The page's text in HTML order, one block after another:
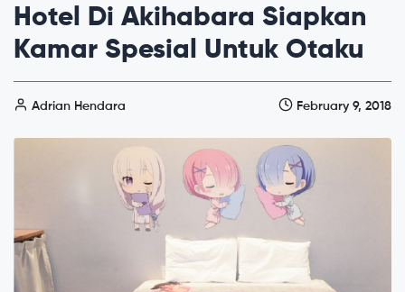
Hotel Di Akihabara Siapkan
Kamar Spesial Untuk Otaku
Adrian Hendara February 9, 2018